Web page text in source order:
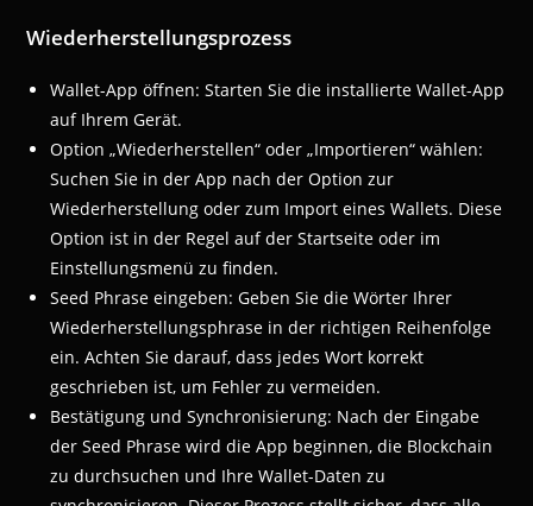
Wiederherstellungsprozess
Wallet-App öffnen: Starten Sie die installierte Wallet-App
auf Ihrem Gerät.
Option „Wiederherstellen“ oder „Importieren“ wählen:
Suchen Sie in der App nach der Option zur
Wiederherstellung oder zum Import eines Wallets. Diese
Option ist in der Regel auf der Startseite oder im
Einstellungsmenü zu finden.
Seed Phrase eingeben: Geben Sie die Wörter Ihrer
Wiederherstellungsphrase in der richtigen Reihenfolge
ein. Achten Sie darauf, dass jedes Wort korrekt
geschrieben ist, um Fehler zu vermeiden.
Bestätigung und Synchronisierung: Nach der Eingabe
der Seed Phrase wird die App beginnen, die Blockchain
zu durchsuchen und Ihre Wallet-Daten zu